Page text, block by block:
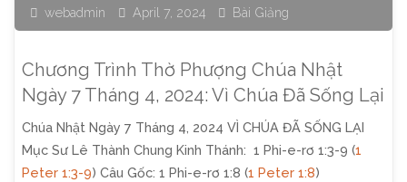
Ngày
Tháng
4,
2024:
webadmin April 7, 2024 Bài Giảng
Chương Trình Thờ Phượng Chúa Nhật
Ngày 7 Tháng 4, 2024: Vì Chúa Đã Sống Lại
Chúa Nhật Ngày 7 Tháng 4, 2024 VÌ CHÚA ĐÃ SỐNG LẠI
Mục Sư Lê Thành Chung Kinh Thánh: 1 Phi-e-rơ 1:3-9 (1
Peter 1:3-9) Câu Gốc: 1 Phi-e-rơ 1:8 (1 Peter 1:8)